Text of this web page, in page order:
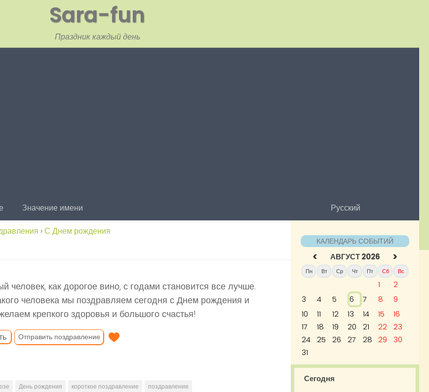
Sara-fun
Праздник каждый день
Значение имени Русский
›С Днем рождения
человек, как дорогое вино, с годами становится все лучше.
человека мы поздравляем сегодня с Днем рождения и
крепкого здоровья и большого счастья!
Отправить поздравление
День рождения короткое поздравление поздравление
КАЛЕНДАРЬ СОБЫТИЙ
< АВГУСТ 2026 >
Пн Вт Ср Чт Пт Сб Вс
1
2
3
4 5 6 7 8
9
10
11 12 13 14 15
16
17
18 19 20 21 22
23
24
25 26 27 28 29
30
31
Сегодня